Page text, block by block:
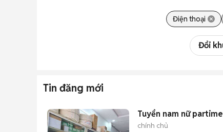
Điện thoại
Đổi
Tin đăng mới
Tuyển nam nữ
chính chủ